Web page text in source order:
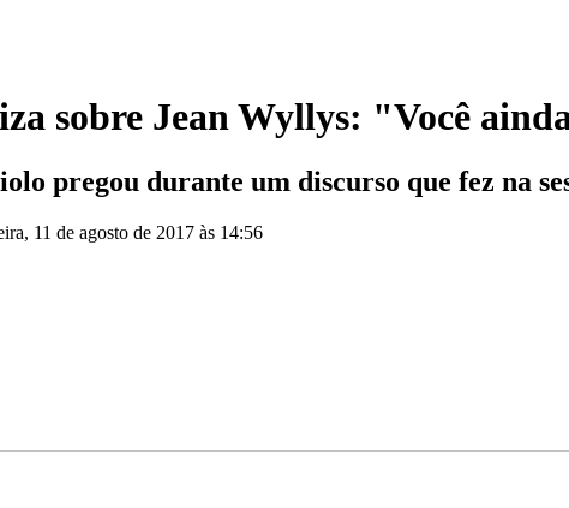
sobre Jean Wyllys: "Você
pregou durante um discurso que fez na
11 de agosto de 2017 às 14:56